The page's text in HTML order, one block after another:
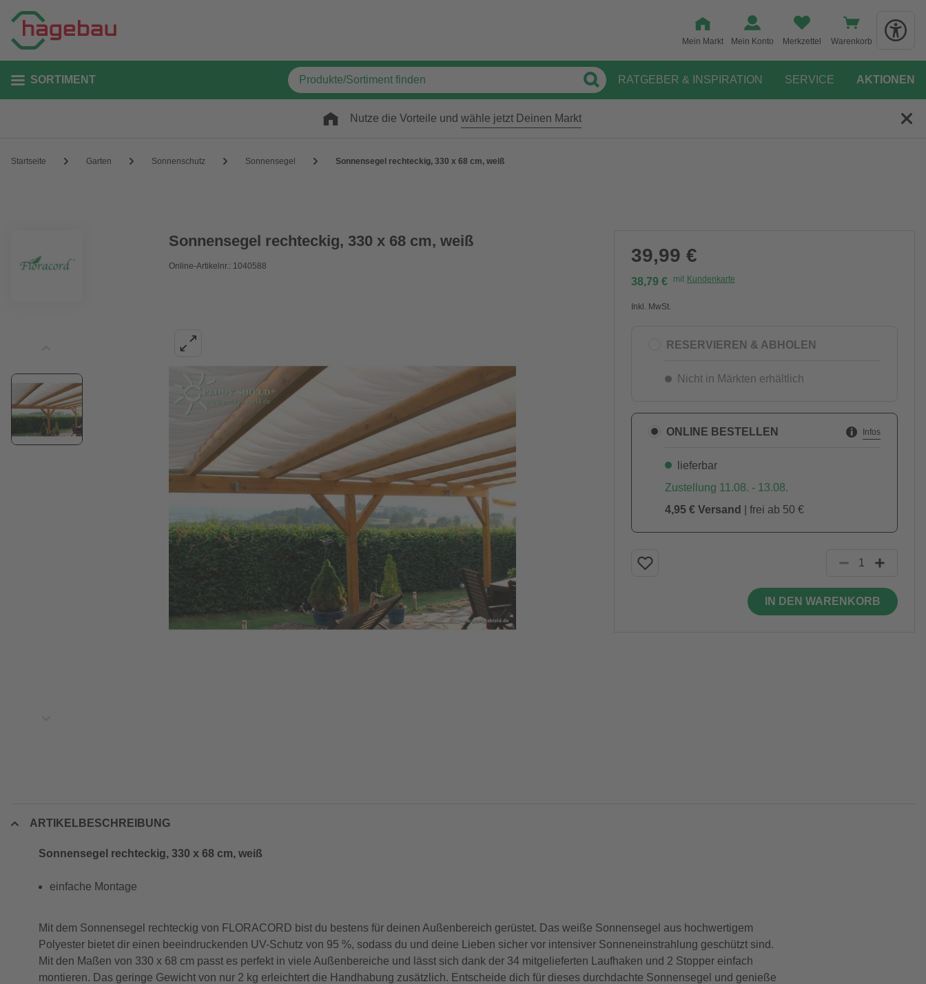
Mein Markt Mein Konto Merkzettel Warenkorb
SORTIMENT RATGEBER & INSPIRATION SERVICE AKTIONEN
Nutze die Vorteile und wähle jetzt Deinen Markt
Startseite Garten Sonnenschutz Sonnensegel Sonnensegel rechteckig, 330 x 68 cm, weiß
Sonnensegel rechteckig, 330 x 68 cm, weiß
Online-Artikelnr.: 1040588 39,99 €
38,79 € mit Kundenkarte
Inkl. MwSt.
RESERVIEREN & ABHOLEN
Nicht in Märkten erhältlich
ONLINE BESTELLEN Infos
lieferbar
Zustellung 11.08. - 13.08.
4,95 € Versand
| frei ab 50 €
IN DEN WARENKORB
ARTIKELBESCHREIBUNG
Sonnensegel rechteckig, 330 x 68 cm, weiß
einfache Montage
Mit dem Sonnensegel rechteckig von FLORACORD bist du bestens für deinen Außenbereich gerüstet. Das weiße Sonnensegel aus hochwertigem
Polyester bietet dir einen beeindruckenden UV-Schutz von 95 %, sodass du und deine Lieben sicher vor intensiver Sonneneinstrahlung geschützt sind.
Mit den Maßen von 330 x 68 cm passt es perfekt in viele Außenbereiche und lässt sich dank der 34 mitgelieferten Laufhaken und 2 Stopper einfach
montieren. Das geringe Gewicht von nur 2 kg erleichtert die Handhabung zusätzlich. Entscheide dich für dieses durchdachte Sonnensegel und genieße